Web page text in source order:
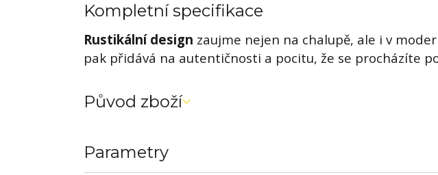
Kompletní specifikace
Rustikální design zaujme nejen na chalupě, ale i v
pak přidává na autentičnosti a pocitu, že se procházíte
Původ zboží
Parametry